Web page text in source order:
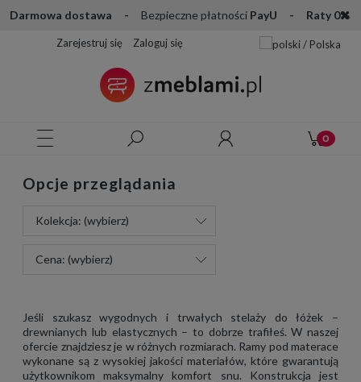
Darmowa dostawa - Bezpieczne płatności PayU - Raty 0%
Zarejestruj się Zaloguj się
Opcje przeglądania
Kolekcja: (wybierz)
Cena: (wybierz)
Jeśli szukasz wygodnych i trwałych stelaży do łóżek –
drewnianych lub elastycznych – to dobrze trafiłeś. W naszej
ofercie znajdziesz je w różnych rozmiarach. Ramy pod materace
wykonane są z wysokiej jakości materiałów, które gwarantują
użytkownikom maksymalny komfort snu. Konstrukcja jest